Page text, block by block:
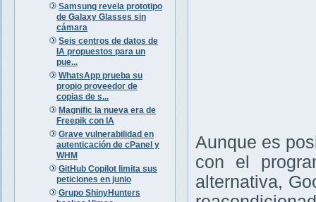
Samsung revela prototipo
de Galaxy Glasses sin
cámara
Seis centros de datos de
IA propuestos para un
pue...
WhatsApp prueba su
propio proveedor de
copias de s...
Magnific la nueva era de
Freepik con IA
Grave vulnerabilidad en
autenticación de cPanel y
WHM
GitHub Copilot limita sus
peticiones en junio
Grupo ShinyHunters
Aunque es
con el
alternativa,